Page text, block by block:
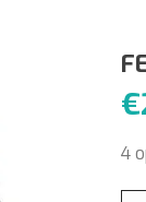
€
4